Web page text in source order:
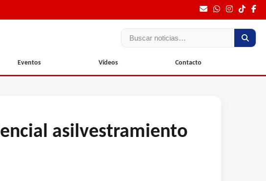
Buscar
Eventos Vídeos Contacto
asilvestramiento